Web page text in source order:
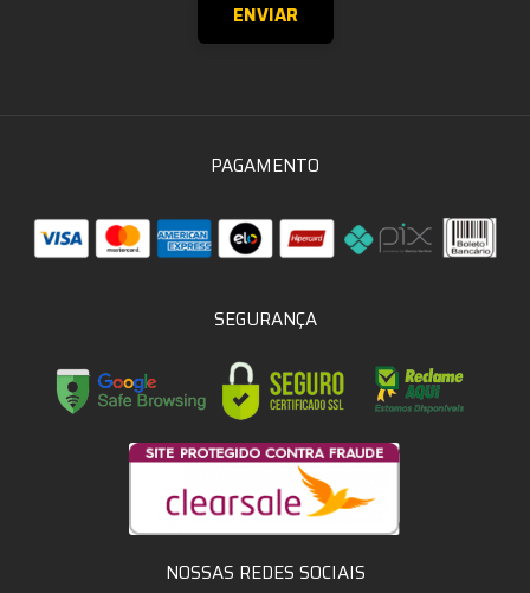
PAGAMENTO
SEGURANÇA
NOSSAS REDES SOCIAIS